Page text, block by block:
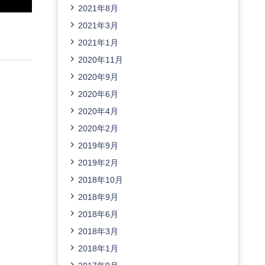
2021年8月
2021年3月
2021年1月
2020年11月
2020年9月
2020年6月
2020年4月
2020年2月
2019年9月
2019年2月
2018年10月
2018年9月
2018年6月
2018年3月
2018年1月